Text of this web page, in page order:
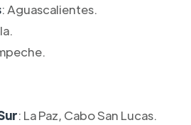
: Aguascalientes.
: La Paz, Cabo San Lucas.